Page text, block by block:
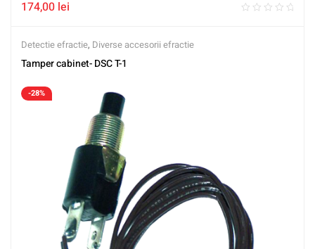
174,00 lei
Detectie efractie, Diverse accesorii efractie
Tamper cabinet- DSC T-1
-28%